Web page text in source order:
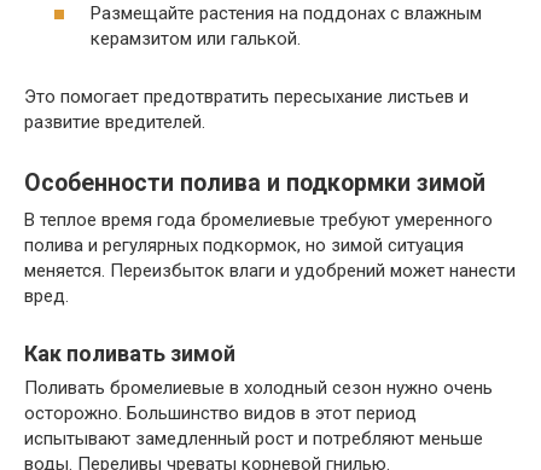
Размещайте растения на поддонах с влажным
керамзитом или галькой.
Это помогает предотвратить пересыхание листьев и
развитие вредителей.
Особенности полива и подкормки зимой
В теплое время года бромелиевые требуют умеренного
полива и регулярных подкормок, но зимой ситуация
меняется. Переизбыток влаги и удобрений может нанести
вред.
Как поливать зимой
Поливать бромелиевые в холодный сезон нужно очень
осторожно. Большинство видов в этот период
испытывают замедленный рост и потребляют меньше
воды. Переливы чреваты корневой гнилью.